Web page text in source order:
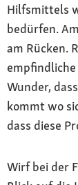
Hilfsmittels
bedürfen.
am Rücken.
Wunder,
kommt wo
dass diese
Wirf bei der